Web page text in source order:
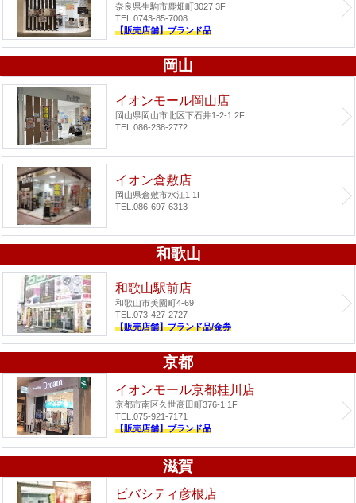
奈良県生駒市鹿畑町3027 3F
TEL.0743-85-7008
【販売店舗】ブランド品
岡山
イオンモール岡山店
岡山県岡山市北区下石井1-2-1 2F
TEL.086-238-2772
イオン倉敷店
岡山県倉敷市水江1 1F
TEL.086-697-6313
和歌山
和歌山駅前店
和歌山市美園町4-69
TEL.073-427-2727
【販売店舗】ブランド品/金券
京都
イオンモール京都桂川店
京都市南区久世高田町376-1 1F
TEL.075-921-7171
【販売店舗】ブランド品
滋賀
ビバシティ彦根店